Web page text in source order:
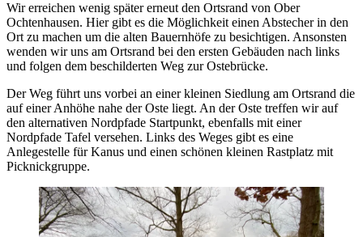
Wir erreichen wenig später erneut den Ortsrand von Ober
Ochtenhausen. Hier gibt es die Möglichkeit einen Abstecher in den
Ort zu machen um die alten Bauernhöfe zu besichtigen. Ansonsten
wenden wir uns am Ortsrand bei den ersten Gebäuden nach links
und folgen dem beschilderten Weg zur Ostebrücke.
Der Weg führt uns vorbei an einer kleinen Siedlung am Ortsrand die
auf einer Anhöhe nahe der Oste liegt. An der Oste treffen wir auf
den alternativen Nordpfade Startpunkt, ebenfalls mit einer
Nordpfade Tafel versehen. Links des Weges gibt es eine
Anlegestelle für Kanus und einen schönen kleinen Rastplatz mit
Picknickgruppe.